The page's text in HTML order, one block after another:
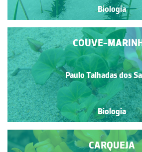
Biologia
COUVE-
Paulo Talhadas dos
Biologia
CARQUEJA